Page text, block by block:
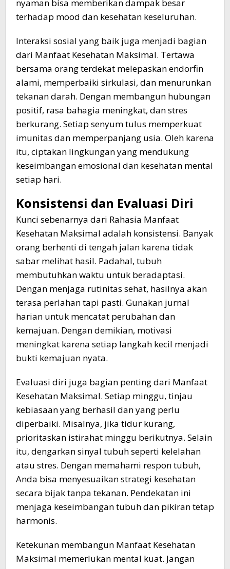
nyaman bisa memberikan dampak besar
terhadap mood dan kesehatan keseluruhan.
Interaksi sosial yang baik juga menjadi bagian
dari Manfaat Kesehatan Maksimal. Tertawa
bersama orang terdekat melepaskan endorfin
alami, memperbaiki sirkulasi, dan menurunkan
tekanan darah. Dengan membangun hubungan
positif, rasa bahagia meningkat, dan stres
berkurang. Setiap senyum tulus memperkuat
imunitas dan memperpanjang usia. Oleh karena
itu, ciptakan lingkungan yang mendukung
keseimbangan emosional dan kesehatan mental
setiap hari.
Konsistensi dan Evaluasi Diri
Kunci sebenarnya dari Rahasia Manfaat
Kesehatan Maksimal adalah konsistensi. Banyak
orang berhenti di tengah jalan karena tidak
sabar melihat hasil. Padahal, tubuh
membutuhkan waktu untuk beradaptasi.
Dengan menjaga rutinitas sehat, hasilnya akan
terasa perlahan tapi pasti. Gunakan jurnal
harian untuk mencatat perubahan dan
kemajuan. Dengan demikian, motivasi
meningkat karena setiap langkah kecil menjadi
bukti kemajuan nyata.
Evaluasi diri juga bagian penting dari Manfaat
Kesehatan Maksimal. Setiap minggu, tinjau
kebiasaan yang berhasil dan yang perlu
diperbaiki. Misalnya, jika tidur kurang,
prioritaskan istirahat minggu berikutnya. Selain
itu, dengarkan sinyal tubuh seperti kelelahan
atau stres. Dengan memahami respon tubuh,
Anda bisa menyesuaikan strategi kesehatan
secara bijak tanpa tekanan. Pendekatan ini
menjaga keseimbangan tubuh dan pikiran tetap
harmonis.
Ketekunan membangun Manfaat Kesehatan
Maksimal memerlukan mental kuat. Jangan